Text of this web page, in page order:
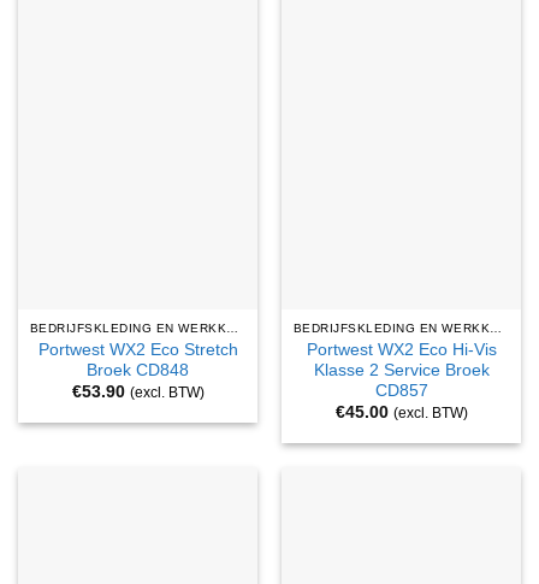
BEDRIJFSKLEDING EN WERKKLEDING
Portwest WX2 Eco Stretch
Broek CD848
€53.90 (excl. BTW)
BEDRIJFSKLEDING EN WERKKLEDING
Portwest WX2 Eco Hi-Vis
Klasse 2 Service Broek
CD857
€45.00 (excl. BTW)